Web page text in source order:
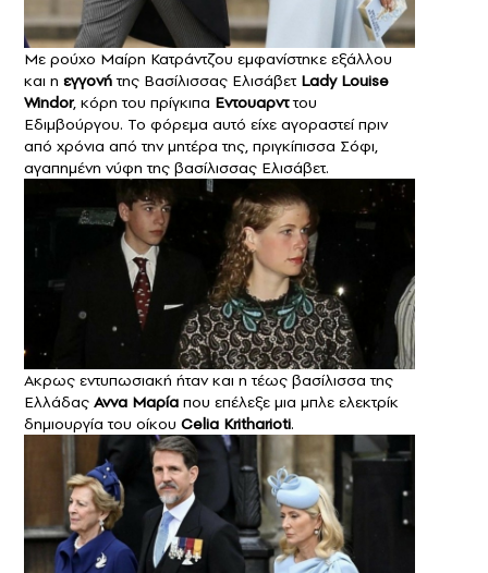
Με ρούχο Μαίρη Κατράντζου εμφανίστηκε εξάλλου
και η εγγονήτης Βασίλισσας Ελισάβετ Lady Louise
Windor, κόρη του πρίγκιπα Εντουαρνττου
Εδιμβούργου. Το φόρεμα αυτό είχε αγοραστεί πριν
από χρόνια από την μητέρα της, πριγκίπισσα Σόφι,
αγαπημένη νύφη της βασίλισσας Ελισάβετ.
Ακρως εντυπωσιακή ήταν και η τέως βασίλισσα της
Ελλάδας Αννα Μαρία που επέλεξε μια μπλε ελεκτρίκ
δημιουργία του οίκου Celia Kritharioti.